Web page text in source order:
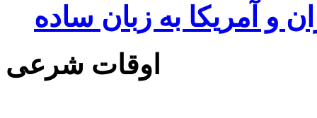
و آمریکا به زبان ساده
اوقات شرعی